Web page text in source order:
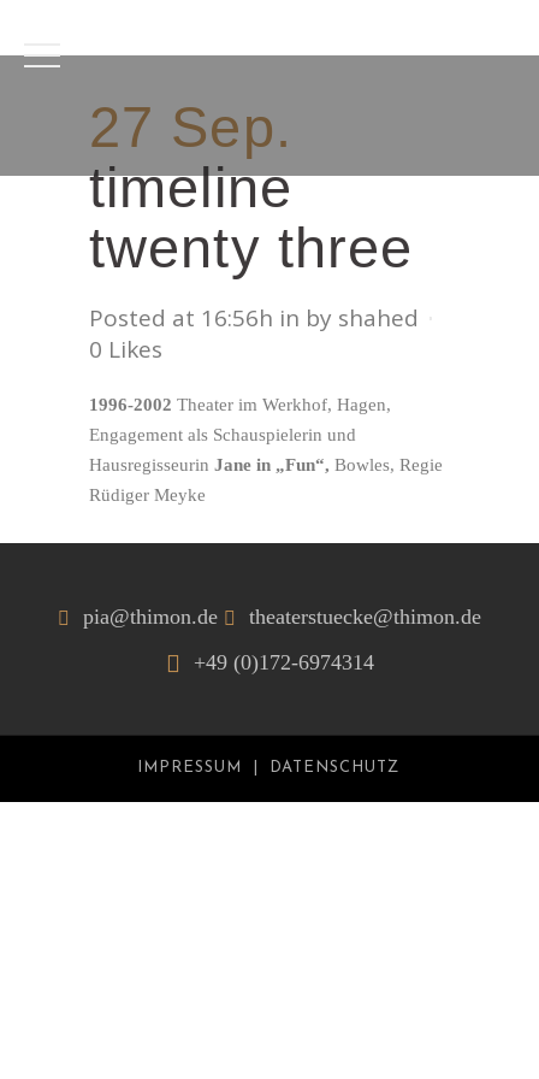
27 Sep.
timeline
twenty three
Posted at 16:56h in by shahed
0 Likes
1996-2002 Theater im Werkhof, Hagen,
Engagement als Schauspielerin und
Hausregisseurin Jane in „Fun“, Bowles, Regie
Rüdiger Meyke
pia@thimon.de
theaterstuecke@thimon.de
+49 (0)172-6974314
IMPRESSUM DATENSCHUTZ